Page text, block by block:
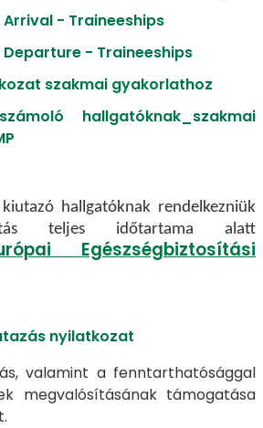
- Traineeships
- Traineeships
szakmai gyakorlathoz
hallgatóknak_szakmai
hallgatóknak rendelkezniük
teljes időtartama alatt
Egészségbiztosítási
nyilatkozat
valamint a fenntarthatósággal
megvalósításának támogatása